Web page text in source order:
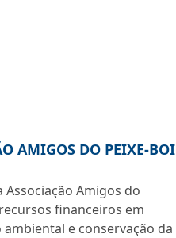
AMIGOS DO PEIXE-BOI
Associação Amigos do
financeiros em
e conservação da